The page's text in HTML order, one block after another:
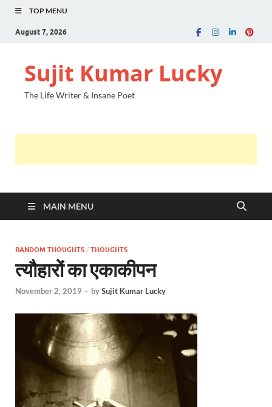
TOP MENU
August 7, 2026
Sujit Kumar Lucky
The Life Writer & Insane Poet
MAIN MENU
RANDOM THOUGHTS / THOUGHTS
त्यौहारों का एकाकीपन
November 2, 2019 - bySujit Kumar Lucky